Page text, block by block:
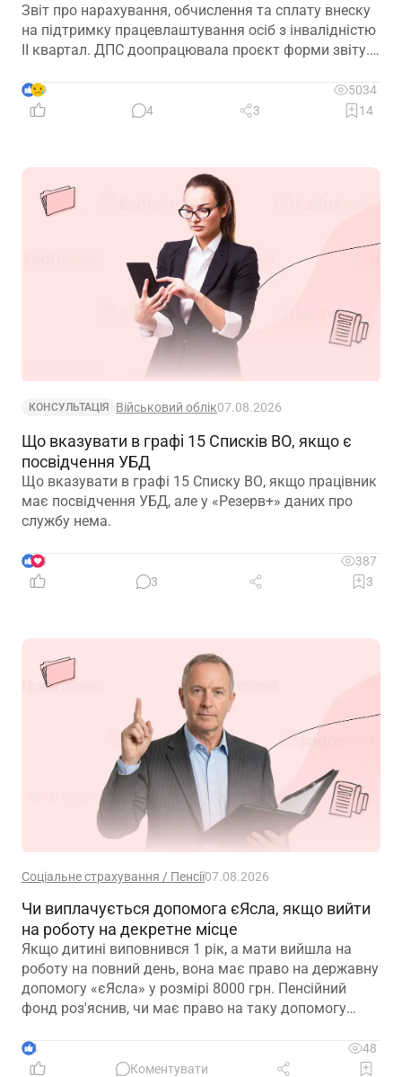
Звіт про нарахування, обчислення та сплату внеску
на підтримку працевлаштування осіб з інвалідністю
ІІ квартал. ДПС доопрацювала проєкт форми звіту.
далі
9
5034
4
3 14
КОНСУЛЬТАЦІЯ Військовий облік07.08.2026
Що вказувати в графі 15 Списків ВО, якщо є
посвідчення УБД
Що вказувати в графі 15 Списку ВО, якщо працівник
має посвідчення УБД, але у «Резерв+» даних про
службу нема.
3
387
3
3
Соціальне страхування / Пенсії07.08.2026
Чи виплачується допомога єЯсла, якщо вийти
на роботу на декретне місце
Якщо дитині виповнився 1 рік, а мати вийшла на
роботу на повний день, вона має право на державну
допомогу «єЯсла» у розмірі 8000 грн. Пенсійний
фонд роз'яснив, чи має право на таку допомогу
4
48
Коментувати